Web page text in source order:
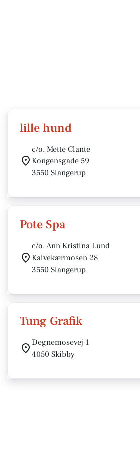
lille hund
c/o. Mette Clante
Kongensgade 59
3550 Slangerup
Pote Spa
c/o. Ann Kristina Lund
Kalvekærmosen 28
3550 Slangerup
Tung Grafik
Degnemosevej 1
4050 Skibby